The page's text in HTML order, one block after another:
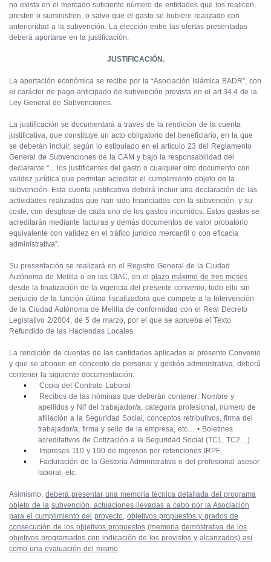
no exista en el mercado suficiente número de entidades que los realicen,
presten o suministren, o salvo que el gasto se hubiere realizado con
anterioridad a la subvención. La elección entre las ofertas presentadas
deberá aportarse en la justificación.
JUSTIFICACIÓN.
La aportación económica se recibe por la “Asociación Islámica BADR”, con
el carácter de pago anticipado de subvención prevista en el art.34.4 de la
Ley General de Subvenciones.
La justificación se documentará a través de la rendición de la cuenta
justificativa, que constituye un acto obligatorio del beneficiario, en la que
se deberán incluir, según lo estipulado en el artículo 23 del Reglamento
General de Subvenciones de la CAM y bajo la responsabilidad del
declarante “... los justificantes del gasto o cualquier otro documento con
validez jurídica que permitan acreditar el cumplimiento objeto de la
subvención. Esta cuenta justificativa deberá incluir una declaración de las
actividades realizadas que han sido financiadas con la subvención, y su
coste, con desglose de cada uno de los gastos incurridos. Estos gastos se
acreditarán mediante facturas y demás documentos de valor probatorio
equivalente con validez en el tráfico jurídico mercantil o con eficacia
administrativa”.
Su presentación se realizará en el Registro General de la Ciudad
Autónoma de Melilla o en las OIAC, en el plazo máximo de tres meses
desde la finalización de la vigencia del presente convenio, todo ello sin
perjuicio de la función última fiscalizadora que compete a la Intervención
de la Ciudad Autónoma de Melilla de conformidad con el Real Decreto
Legislativo 2/2004, de 5 de marzo, por el que se aprueba el Texto
Refundido de las Haciendas Locales.
La rendición de cuentas de las cantidades aplicadas al presente Convenio
y que se abonen en concepto de personal y gestión administrativa, deberá
contener la siguiente documentación:
• Copia del Contrato Laboral
•
Recibos de las nóminas que deberán contener: Nombre y
apellidos y Nif del trabajador/a, categoría profesional, número de
afiliación a la Seguridad Social, conceptos retributivos, firma del
trabajador/a, firma y sello de la empresa, etc… • Boletines
acreditativos de Cotización a la Seguridad Social (TC1, TC2…)
• Impresos 110 y 190 de ingresos por retenciones IRPF.
•
Facturación de la Gestoría Administrativa o del profesional asesor
laboral, etc.
Asimismo, deberá presentar una memoria técnica detallada del programa
objeto de la subvención, actuaciones llevadas a cabo por la Asociación
para el cumplimiento del proyecto, objetivos propuestos y grados de
consecución de los objetivos propuestos (memoria demostrativa de los
objetivos programados con indicación de los previstos y alcanzados) así
como una evaluación del mismo.